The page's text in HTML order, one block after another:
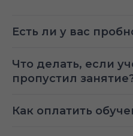
Есть ли у вас
Что делать, если
пропустил
Как оплатить